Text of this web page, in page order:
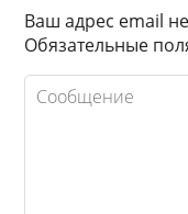
Ваш адрес email
Обязательные